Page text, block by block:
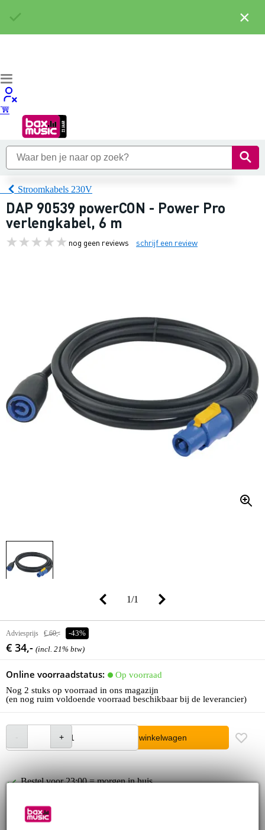
Stroomkabels 230V
DAP 90539 powerCON - Power Pro
verlengkabel, 6 m
nog geen reviews schrijf een review
1/1
Adviesprijs € 60,- -43%
€ 34,- (incl. 21% btw)
Online voorraadstatus:
Op voorraad
Nog 2 stuks op voorraad in ons magazijn
(en nog ruim voldoende voorraad beschikbaar bij de leverancier)
In winkelwagen
Bestel voor 23:00 = morgen in huis
3 jaar Bax Music garantie
×